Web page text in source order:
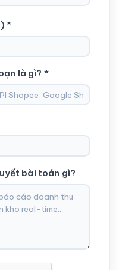
*
là gì? *
bài toán gì?